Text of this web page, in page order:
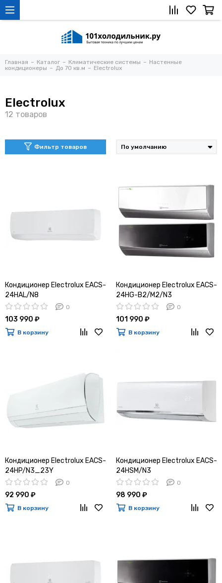
Главная Каталог Климатические системы
Настенные
кондиционеры
До 70 кв.м Electrolux
Electrolux
Фильтр товаров
Кондиционер Electrolux EACS-
24HAL/N8
0
103 990 ₽
В корзину
Кондиционер Electrolux EACS-
24HG-B2/M2/N3
0
101 990 ₽
В корзину
Кондиционер Electrolux EACS-
24HP/N3_23Y
0
92 990 ₽
В корзину
Кондиционер Electrolux EACS-
24HSM/N3
0
98 990 ₽
В корзину